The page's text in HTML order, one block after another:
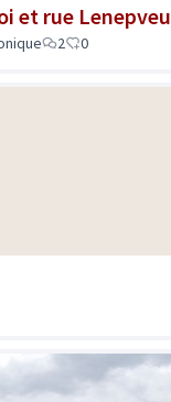
et rue Lenepveu
2 0